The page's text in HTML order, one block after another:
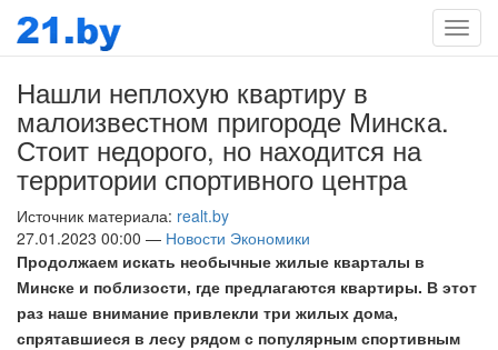
Меню
Нашли неплохую квартиру в
малоизвестном пригороде Минска.
Стоит недорого, но находится на
территории спортивного центра
Источник материала: realt.by
27.01.2023 00:00 — Новости Экономики
Продолжаем искать необычные жилые кварталы в
Минске и поблизости, где предлагаются квартиры. В этот
раз наше внимание привлекли три жилых дома,
спрятавшиеся в лесу рядом с популярным спортивным